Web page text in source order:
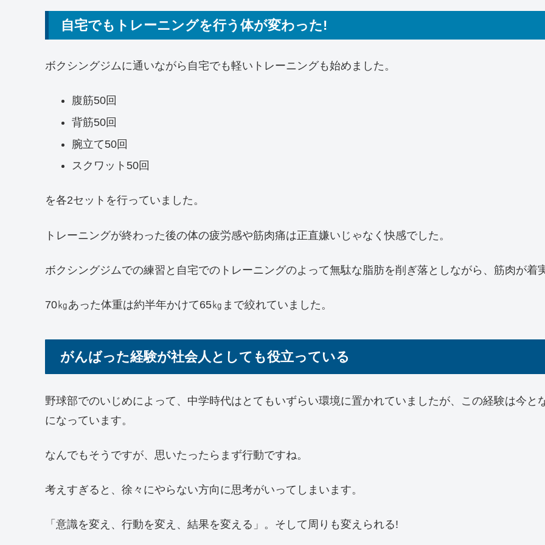
自宅でもトレーニングを行う体が変わった!
ボクシングジムに通いながら自宅でも軽いトレーニングも始めました。
腹筋50回
背筋50回
腕立て50回
スクワット50回
を各2セットを行っていました。
トレーニングが終わった後の体の疲労感や筋肉痛は正直嫌いじゃなく快感でした。
ボクシングジムでの練習と自宅でのトレーニングのよって無駄な脂肪を削ぎ落としながら、筋肉が着
70㎏あった体重は約半年かけて65㎏まで絞れていました。
がんばった経験が社会人としても役立っている
野球部でのいじめによって、中学時代はとてもいずらい環境に置かれていましたが、この経験は今と
になっています。
なんでもそうですが、思いたったらまず行動ですね。
考えすぎると、徐々にやらない方向に思考がいってしまいます。
「意識を変え、行動を変え、結果を変える」。そして周りも変えられる!